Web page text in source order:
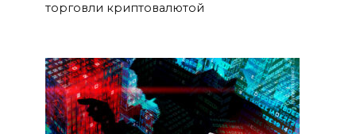
торговли криптовалютой